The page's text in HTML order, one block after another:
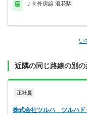
ＪＲ外房線 浪花駅
い
近隣の同じ路線の別の
正社員
株式会社ツルハ ツルハド